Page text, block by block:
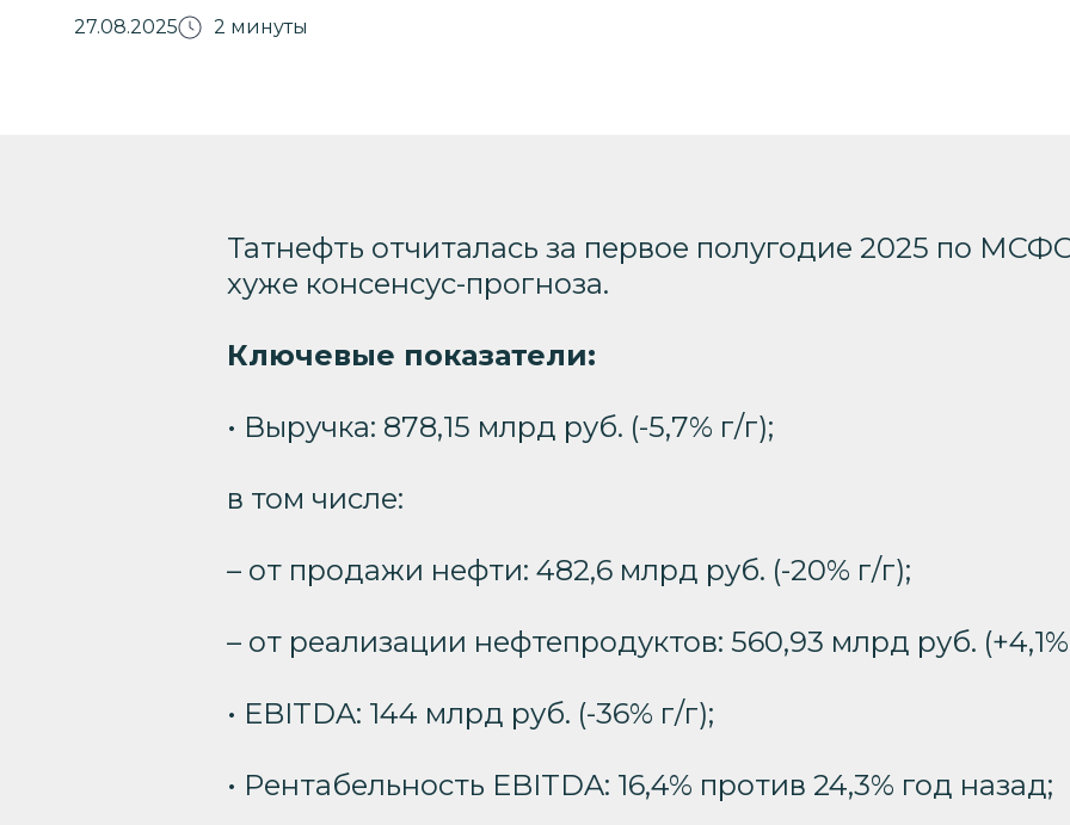
27.08.2025 2 минуты
Татнефть отчиталась за первое полугодие 2025 по
хуже консенсус-прогноза.
Ключевые показатели:
• Выручка: 878,15 млрд руб. (-5,7% г/г);
в том числе:
– от продажи нефти: 482,6 млрд руб. (-20% г/г);
– от реализации нефтепродуктов: 560,93 млрд руб.
• EBITDA: 144 млрд руб. (-36% г/г);
• Рентабельность EBITDA: 16,4% против 24,3% год назад;